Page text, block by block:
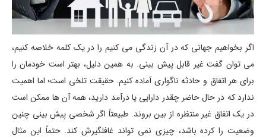
اگر بخواهیم جهانی که در آن زندگی می کنیم را در یک کلمه خلاصه کنیم،
می توان گفت غیر قابل پیش بینی. به همین دلیل، بهتر است خودمان را
برای هر اتفاق و حادثه ناگواری آماده کنیم. حقیقت تلخی است؛ اما اهمیت
ندارد که در حال حاضر چقدر دارایی یا درآمد دارید، همه آن ها ممکن است
در یک اتفاق غیر منتظره از بین بروند. طبیعتاً اگر شخصی پیش بینی چنین
وضعیت را کرده باشد، چیزی نمی تواند غافلگیرش کند. حتماً این مثال